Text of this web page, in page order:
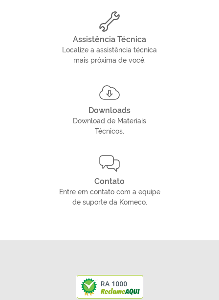
Assistência Técnica
Localize a assistência técnica
mais próxima de você.
Downloads
Download de Materiais
Técnicos.
Contato
Entre em contato com a equipe
de suporte da Komeco.
RA 1000